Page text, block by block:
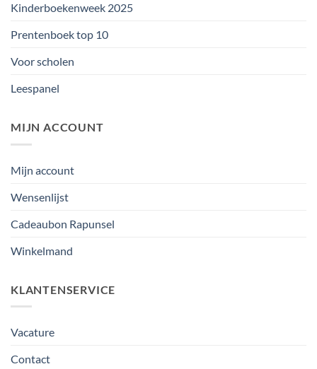
Kinderboekenweek 2025
Prentenboek top 10
Voor scholen
Leespanel
MIJN ACCOUNT
Mijn account
Wensenlijst
Cadeaubon Rapunsel
Winkelmand
KLANTENSERVICE
Vacature
Contact